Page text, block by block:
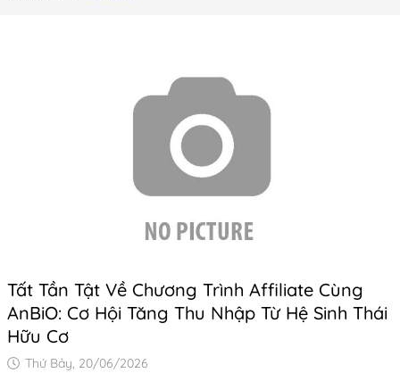
Tất Tần Tật Về Chương Trình Affiliate Cùng
AnBiO: Cơ Hội Tăng Thu Nhập Từ Hệ Sinh Thái
Hữu Cơ
Thứ Bảy, 20/06/2026